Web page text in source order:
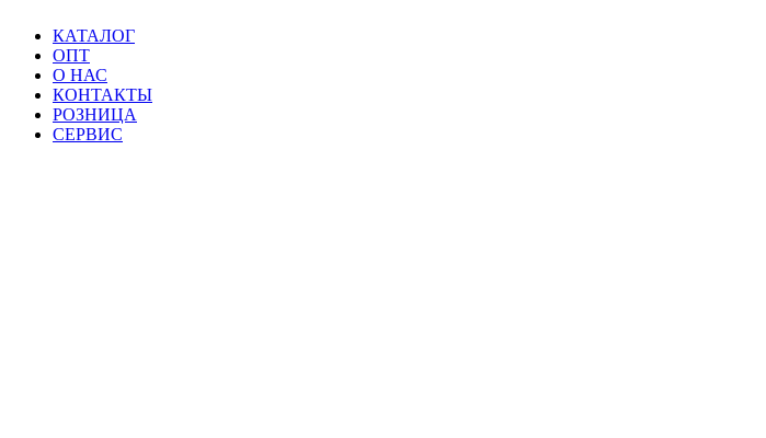
КАТАЛОГ
ОПТ
О НАС
КОНТАКТЫ
РОЗНИЦА
СЕРВИС